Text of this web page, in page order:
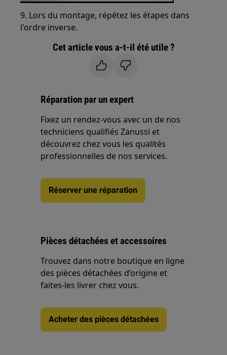
9. Lors du montage, répétez les étapes dans
l'ordre inverse.
Cet article vous a-t-il été utile ?
Réparation par un expert
Fixez un rendez-vous avec un de nos
techniciens qualifiés Zanussi et
découvrez chez vous les qualités
professionnelles de nos services.
Réserver une réparation
Pièces détachées et accessoires
Trouvez dans notre boutique en ligne
des pièces détachées d’origine et
faites-les livrer chez vous.
Acheter des pièces détachées